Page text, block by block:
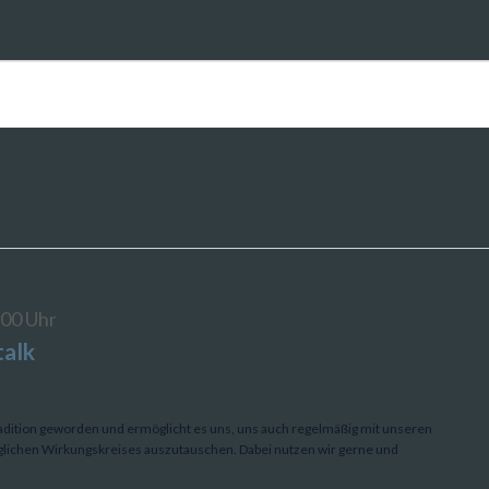
Uhr
geworden und ermöglicht es uns, uns auch regelmäßig mit unseren
Wirkungskreises auszutauschen. Dabei nutzen wir gerne und